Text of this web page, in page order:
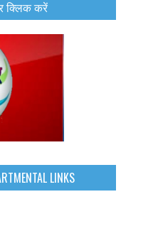
क्लिक करें
LINKS